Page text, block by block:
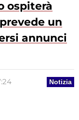
ospiterà
un
annunci
Notizia